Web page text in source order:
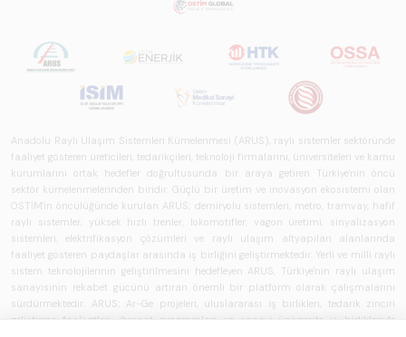
Anadolu Raylı Ulaşım Sistemleri Kümelenmesi (ARUS), raylı sistemler sektöründe
faaliyet gösteren üreticileri, tedarikçileri, teknoloji firmalarını, üniversiteleri ve kamu
kurumlarını ortak hedefler doğrultusunda bir araya getiren Türkiye'nin öncü
sektör kümelenmelerinden biridir. Güçlü bir üretim ve inovasyon ekosistemi olan
OSTİM'in öncülüğünde kurulan ARUS; demiryolu sistemleri, metro, tramvay, hafif
raylı sistemler, yüksek hızlı trenler, lokomotifler, vagon üretimi, sinyalizasyon
sistemleri, elektrifikasyon çözümleri ve raylı ulaşım altyapıları alanlarında
faaliyet gösteren paydaşlar arasında iş birliğini geliştirmektedir. Yerli ve milli raylı
sistem teknolojilerinin geliştirilmesini hedefleyen ARUS, Türkiye'nin raylı ulaşım
sanayisinin rekabet gücünü artıran önemli bir platform olarak çalışmalarını
sürdürmektedir. ARUS; Ar-Ge projeleri, uluslararası iş birlikleri, tedarik zinciri
geliştirme faaliyetleri, ihracat programları ve sanayi-üniversite iş birlikleriyle